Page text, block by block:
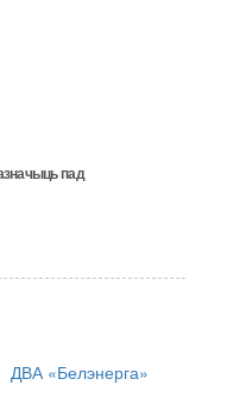
пад
ДВА «Белэнерга»